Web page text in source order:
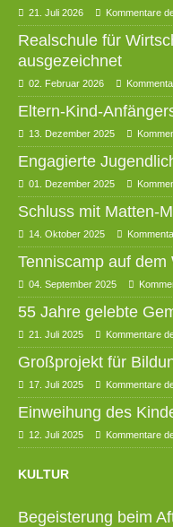
21. Juli 2026 Kommentare
Realschule für
ausgezeichnet
02. Februar 2026
Eltern-Kind-
13. Dezember 2025
Engagierte
01. Dezember 2025
Schluss mit Matten-
14. Oktober 2025
Tenniscamp auf dem
04. September 2025
55 Jahre gelebte
21. Juli 2025 Kommentare
Großprojekt für
17. Juli 2025 Kommentare
Einweihung des
12. Juli 2025 Kommentare
KULTUR
Begeisterung beim